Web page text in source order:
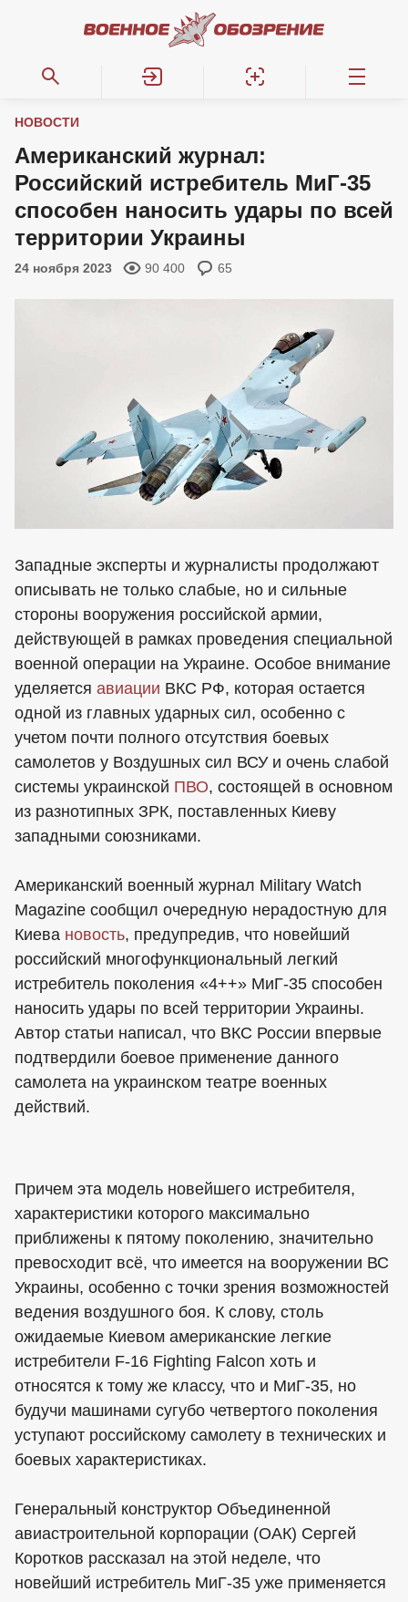
НОВОСТИ
Американский журнал:
Российский истребитель МиГ-35
способен наносить удары по всей
территории Украины
24 ноября 2023 90 400 65
Западные эксперты и журналисты продолжают
описывать не только слабые, но и сильные
стороны вооружения российской армии,
действующей в рамках проведения специальной
военной операции на Украине. Особое внимание
уделяется авиации ВКС РФ, которая остается
одной из главных ударных сил, особенно с
учетом почти полного отсутствия боевых
самолетов у Воздушных сил ВСУ и очень слабой
системы украинской ПВО, состоящей в основном
из разнотипных ЗРК, поставленных Киеву
западными союзниками.
Американский военный журнал Military Watch
Magazine сообщил очередную нерадостную для
Киева новость, предупредив, что новейший
российский многофункциональный легкий
истребитель поколения «4++» МиГ-35 способен
наносить удары по всей территории Украины.
Автор статьи написал, что ВКС России впервые
подтвердили боевое применение данного
самолета на украинском театре военных
действий.
Причем эта модель новейшего истребителя,
характеристики которого максимально
приближены к пятому поколению, значительно
превосходит всё, что имеется на вооружении ВС
Украины, особенно с точки зрения возможностей
ведения воздушного боя. К слову, столь
ожидаемые Киевом американские легкие
истребители F-16 Fighting Falcon хоть и
относятся к тому же классу, что и МиГ-35, но
будучи машинами сугубо четвертого поколения
уступают российскому самолету в технических и
боевых характеристиках.
Генеральный конструктор Объединенной
авиастроительной корпорации (ОАК) Сергей
Коротков рассказал на этой неделе, что
новейший истребитель МиГ-35 уже применяется